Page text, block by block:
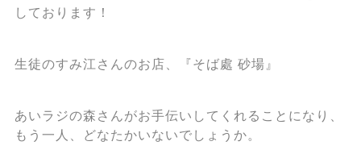
しております！
生徒のすみ江さんのお店、『そば處 砂場』
あいラジの森さんがお手伝いしてくれることになり、
もう一人、どなたかいないでしょうか。